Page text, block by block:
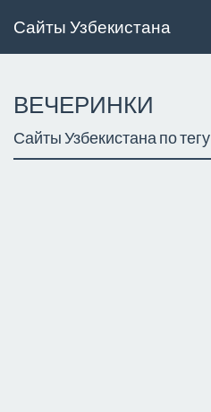
Сайты Узбекистана
ВЕЧЕРИНКИ
Сайты Узбекистана по тегу